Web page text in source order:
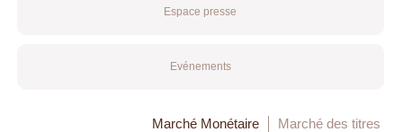
Espace presse
Evénements
Marché Monétaire Marché des titres